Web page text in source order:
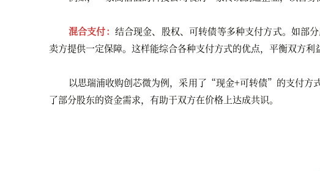
混合支付： 结合现金、股权、可转债等多种支付方式。如部
卖方提供一定保障。这样能综合各种支付方式的优点，平衡双方利
以思瑞浦收购创芯微为例，采用了“现金+可转债”的支付方
了部分股东的资金需求，有助于双方在价格上达成共识。